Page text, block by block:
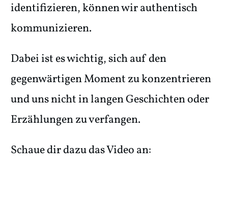
identifizieren, können wir authentisch
kommunizieren.
Dabei ist es wichtig, sich auf den
gegenwärtigen Moment zu konzentrieren
und uns nicht in langen Geschichten oder
Erzählungen zu verfangen.
Schaue dir dazu das Video an: